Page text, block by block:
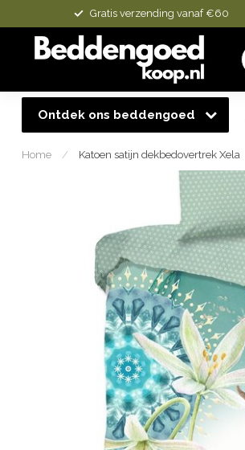
Gratis verzending vanaf €60
Ontdek ons beddengoed
Home / Katoen satijn dekbedovertrek Xela